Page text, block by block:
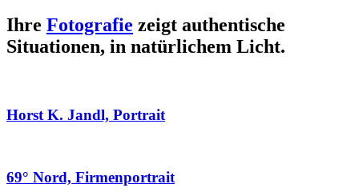
Ihre Fotografie zeigt authentische
Situationen, in natürlichem Licht.
Horst K. Jandl, Portrait
69° Nord, Firmenportrait